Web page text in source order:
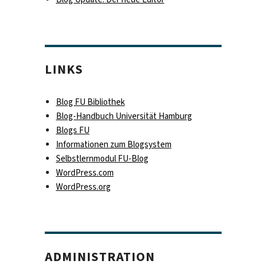
LINKS
Blog FU Bibliothek
Blog-Handbuch Universität Hamburg
Blogs FU
Informationen zum Blogsystem
Selbstlernmodul FU-Blog
WordPress.com
WordPress.org
ADMINISTRATION